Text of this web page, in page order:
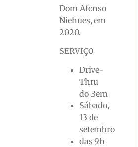
Dom Afonso
Niehues, em
2020.
SERVIÇO
Drive-
Thru
do Bem
Sábado,
13 de
setembro
das 9h